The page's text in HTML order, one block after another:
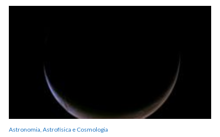
Astronomia, Astrofísica e Cosmologia